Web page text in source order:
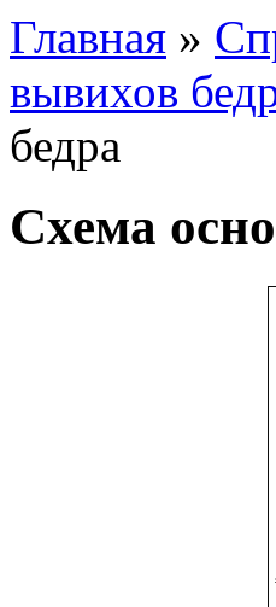
Главная »
вывихов
бедра
Схема